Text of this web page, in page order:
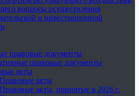
вопросы осуществления
и инвестиционной
правовые документы
правовые документы
акты
Правовые акты
Правовые акты, принятые в 2026 г.